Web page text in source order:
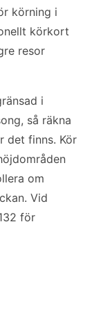
körning i
körkort
resor
i
så räkna
det finns. Kör
om
Vid
för